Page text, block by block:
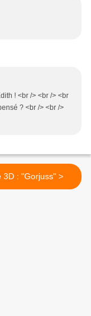
! <br /> <br /> <br
? <br /> <br />
Carte 3D : "Gorjuss" >